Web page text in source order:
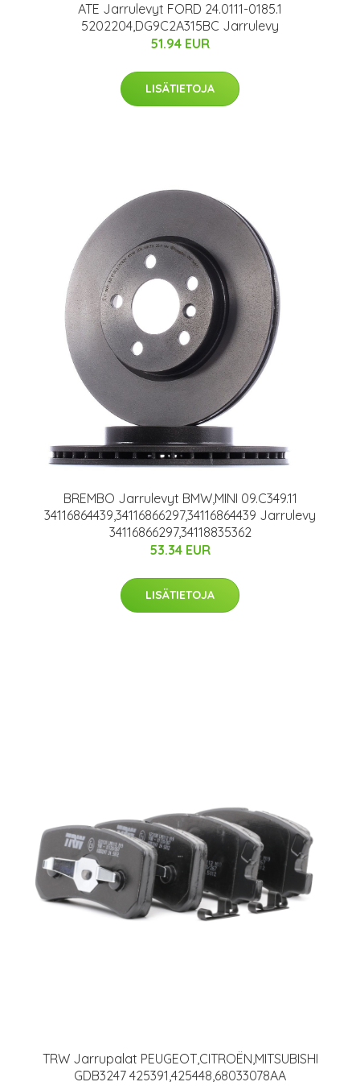
ATE Jarrulevyt FORD 24.0111-0185.1
5202204,DG9C2A315BC Jarrulevy
51.94 EUR
LISÄTIETOJA
BREMBO Jarrulevyt BMW,MINI 09.C349.11
34116864439,34116866297,34116864439 Jarrulevy
34116866297,34118835362
53.34 EUR
LISÄTIETOJA
TRW Jarrupalat PEUGEOT,CITROËN,MITSUBISHI
GDB3247 425391,425448,68033078AA